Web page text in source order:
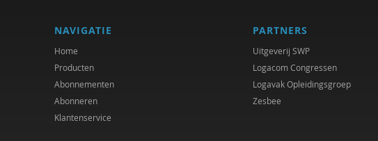
NAVIGATIE
Home
Producten
Abonnementen
Abonneren
Klantenservice
PARTNERS
Uitgeverij SWP
Logacom Congressen
Logavak Opleidingsgroep
Zesbee